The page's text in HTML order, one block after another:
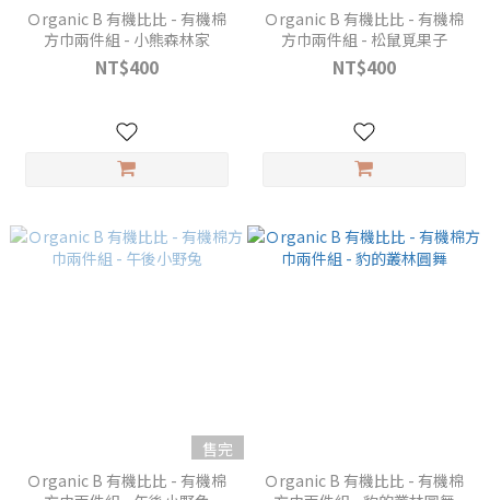
Ｏrganic B 有機比比 - 有機棉
方巾兩件組 - 小熊森林家
NT$400
Ｏrganic B 有機比比 - 有機棉
方巾兩件組 - 松鼠覓果子
NT$400
售完
Ｏrganic B 有機比比 - 有機棉
Ｏrganic B 有機比比 - 有機棉